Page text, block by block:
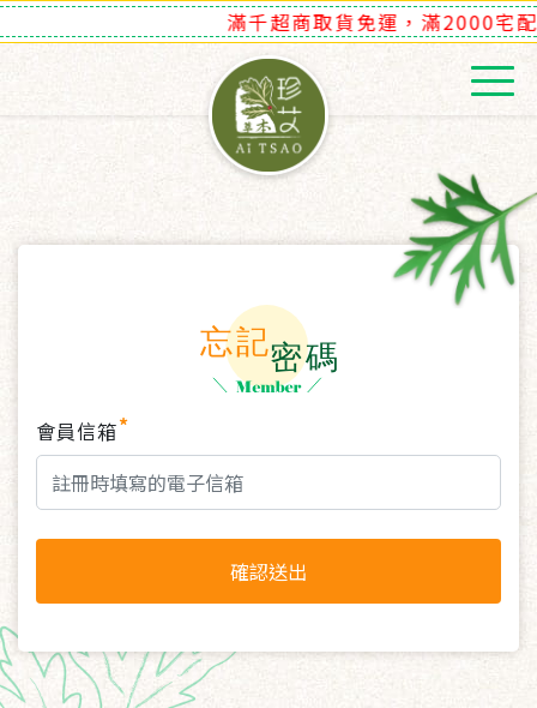
滿千超商取貨免運，滿2000宅
會員信箱
確認送出